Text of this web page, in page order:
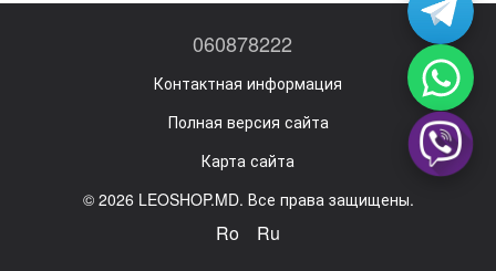
060878222
Контактная информация
Полная версия сайта
Карта сайта
© 2026 LEOSHOP.MD. Все права защищены.
Ro Ru